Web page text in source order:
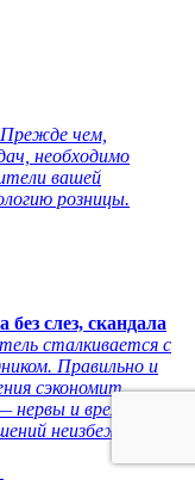
Прежде чем,
необходимо
вашей
розницы.
слез, скандала
сталкивается с
Правильно и
сэкономит
нервы и время. Но
неизбежен,